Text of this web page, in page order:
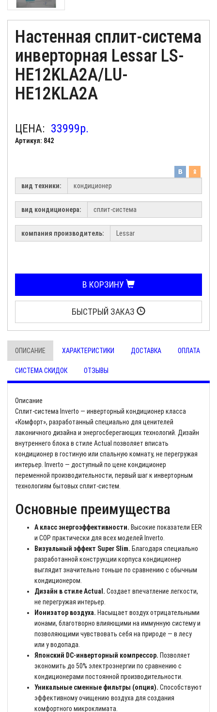
Настенная сплит-система
инверторная Lessar LS-
HE12KLA2A/LU-
HE12KLA2A
ЦЕНА: 33999р.
Артикул: 842
вид техники:
вид кондиционера:
компания производитель:
В КОРЗИНУ
БЫСТРЫЙ ЗАКАЗ
ОПИСАНИЕ ХАРАКТЕРИСТИКИ ДОСТАВКА ОПЛАТА
СИСТЕМА СКИДОК ОТЗЫВЫ
Описание
Сплит-система Inverto — инверторный кондиционер класса
«Комфорт», разработанный специально для ценителей
лаконичного дизайна и энергосберегающих технологий. Дизайн
внутреннего блока в стиле Actual позволяет вписать
кондиционер в гостиную или спальную комнату, не перегружая
интерьер. Inverto — доступный по цене кондиционер
переменной производительности, первый шаг к инверторным
технологиям бытовых сплит-систем.
Основные преимущества
A класс энергоэффективности. Высокие показатели EER
и COP практически для всех моделей Inverto.
Визуальный эффект Super Slim. Благодаря специально
разработанной конструкции корпуса кондиционер
выглядит значительно тоньше по сравнению с обычным
кондиционером.
Дизайн в стиле Actual. Создает впечатление легкости,
не перегружая интерьер.
Ионизатор воздуха. Насыщает воздух отрицательными
ионами, благотворно влияющими на иммунную систему и
позволяющими чувствовать себя на природе — в лесу
или у водопада.
Японский DC-инверторный компрессор. Позволяет
экономить до 50% электроэнергии по сравнению с
кондиционерами постоянной производительности.
Уникальные сменные фильтры (опция). Способствуют
эффективному очищению воздуха для создания
комфортного микроклимата.